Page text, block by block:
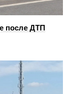
после ДТП